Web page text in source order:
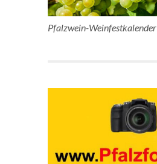
Pfalzwein-Weinfestkalender